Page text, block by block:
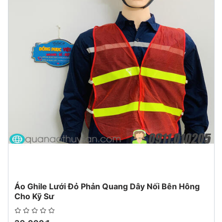
-Kích thước : S-3XL Trọng lượng : 0.5kg
-Giới tính : Unisex Nam nữ đều mặc được .
-Tính năng : Thoáng khí, mồ hôi hấp thụ, chịu mài mòn, dễ
dàng rửa, chống bụi, chống thấm nước,
-Ứng dụng: Chế Biến thực phẩm, Bao Bì Thực Phẩm, Dược
Phẩm, Nướng, mỹ phẩm, dược phẩm, thủy sản...
-Quy cách đóng gói : 1 bộ 1 gói, 1 thùng 40 bộ kích thước
-Quần áo thực phẩm, thủy sản của Việt An được may vải
silk ngựa rất mịn, mặc mát hút thấm mồ hôi.
Áo Ghile Lưới Đỏ Phản Quang Dây Nối Bên Hông
Cho Kỹ Sư